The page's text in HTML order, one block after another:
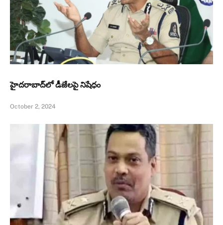
హైదరాబాద్‌లో డీజేలపై నిషేధం
October 2, 2024